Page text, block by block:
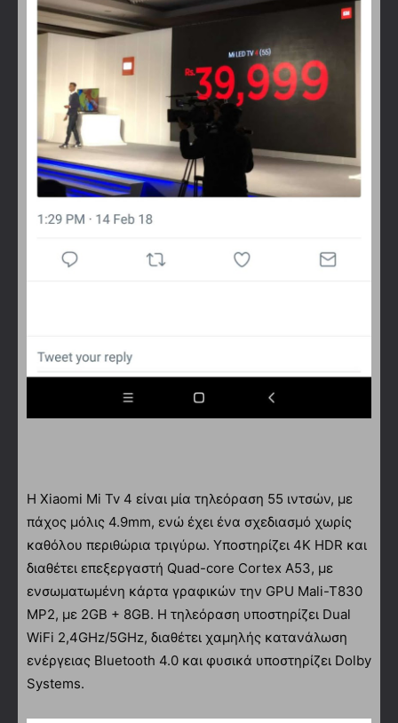
Η Xiaomi Mi Tv 4 είναι μία τηλεόραση 55 ιντσών, με
πάχος μόλις 4.9mm, ενώ έχει ένα σχεδιασμό χωρίς
καθόλου περιθώρια τριγύρω. Υποστηρίζει 4Κ HDR και
διαθέτει επεξεργαστή Quad-core Cortex A53, με
ενσωματωμένη κάρτα γραφικών την GPU Mali-T830
MP2, με 2GB + 8GB. Η τηλεόραση υποστηρίζει Dual
WiFi 2,4GHz/5GHz, διαθέτει χαμηλής κατανάλωση
ενέργειας Bluetooth 4.0 και φυσικά υποστηρίζει Dolby
Systems.